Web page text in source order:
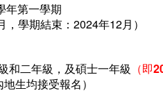
年第一學期
，學期結束：2024年12月）
和二年級，及碩士一年級 （即
生均接受報名）